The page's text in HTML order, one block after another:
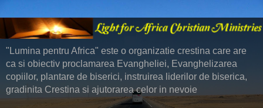
"Lumina pentru Africa" este o organizatie crestina care are
ca si obiectiv proclamarea Evangheliei, Evanghelizarea
copiilor, plantare de biserici, instruirea liderilor de biserica,
gradinita Crestina si ajutorarea celor in nevoie